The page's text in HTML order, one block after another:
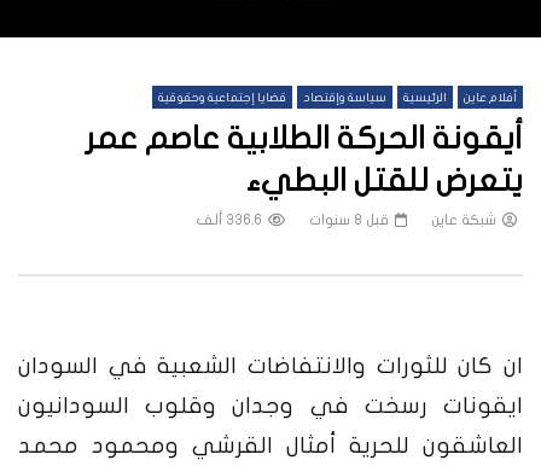
النيل الأزرق.. معارك محتدمة وسيطرة
منازل الخرطوم بعد الحرب..
أفلام عاين الرئيسية سياسة وإقتصاد قضايا إجتماعية وحقوقية
أيقونة الحركة الطلابية عاصم عمر
يتعرض للقتل البطيء
شبكة عاين قبل 8 سنوات 336.6 ألف
ان كان للثورات والانتفاضات الشعبية في السودان
ايقونات رسخت في وجدان وقلوب السودانيون
العاشقون للحرية أمثال القرشي ومحمود محمد